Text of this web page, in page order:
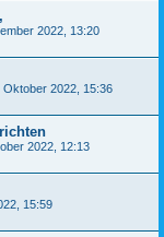
2022, 13:20
Oktober 2022, 15:36
2022, 12:13
15:59